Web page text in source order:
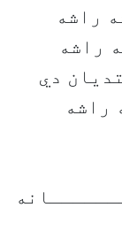
راشه
راشه
دي
راشه